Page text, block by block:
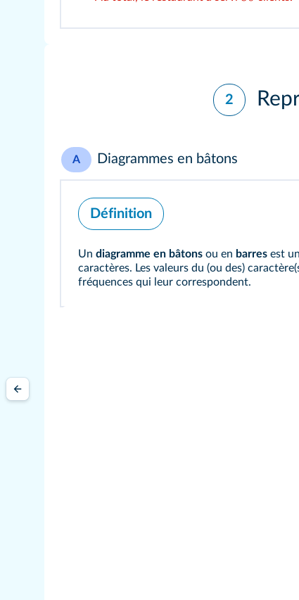
2
A Diagrammes en bâtons
Définition
Un diagramme en bâtons ou en barres est
caractères. Les valeurs du (ou des)
fréquences qui leur correspondent.